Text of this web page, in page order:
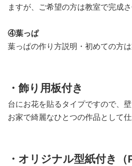
ますが、ご希望の方は教室で完成さ
④葉っぱ
葉っぱの作り方説明・初めての方
・飾り用板付き
台にお花を貼るタイプですので、壁
お家で綺麗なひとつの作品として仕
・オリジナル型紙付き（